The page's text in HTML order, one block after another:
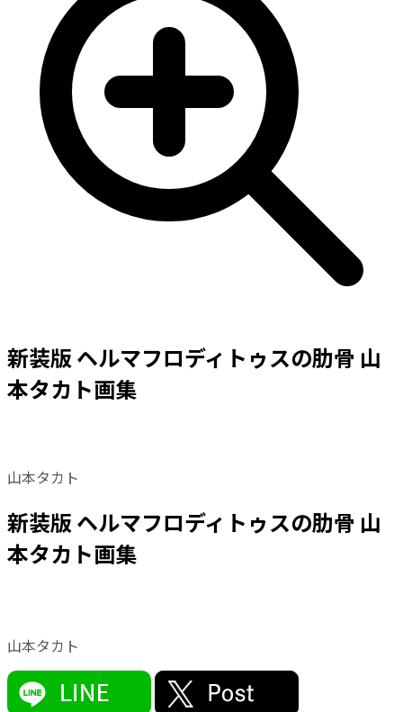
新装版 ヘルマフロディトゥスの肋骨 山
本タカト画集
山本タカト
新装版 ヘルマフロディトゥスの肋骨 山
本タカト画集
山本タカト